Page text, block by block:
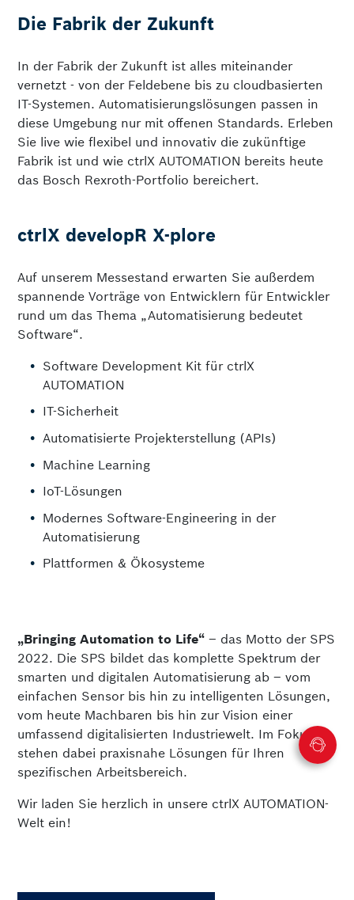
Die Fabrik der Zukunft
In der Fabrik der Zukunft ist alles miteinander
vernetzt - von der Feldebene bis zu cloudbasierten
IT-Systemen. Automatisierungslösungen passen in
diese Umgebung nur mit offenen Standards. Erleben
Sie live wie flexibel und innovativ die zukünftige
Fabrik ist und wie ctrlX AUTOMATION bereits heute
das Bosch Rexroth-Portfolio bereichert.
ctrlX developR X-plore
Auf unserem Messestand erwarten Sie außerdem
spannende Vorträge von Entwicklern für Entwickler
rund um das Thema „Automatisierung bedeutet
Software“.
Software Development Kit für ctrlX
AUTOMATION
IT-Sicherheit
Automatisierte Projekterstellung (APIs)
Machine Learning
IoT-Lösungen
Modernes Software-Engineering in der
Automatisierung
Plattformen & Ökosysteme
„Bringing Automation to Life“ – das Motto der SPS
2022. Die SPS bildet das komplette Spektrum der
smarten und digitalen Automatisierung ab – vom
einfachen Sensor bis hin zu intelligenten Lösungen,
vom heute Machbaren bis hin zur Vision einer
umfassend digitalisierten Industriewelt. Im Fokus
stehen dabei praxisnahe Lösungen für Ihren
spezifischen Arbeitsbereich.
Wir laden Sie herzlich in unsere ctrlX AUTOMATION-
Welt ein!